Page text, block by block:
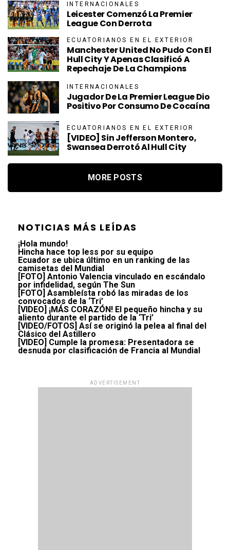
INTERNACIONALES
Leicester Comenzó La Premier
League Con Derrota
ECUATORIANOS EN EL EXTERIOR
Manchester United No Pudo Con El
Hull City Y Apenas Clasificó A
Repechaje De La Champions
INTERNACIONALES
Jugador De La Premier League Dio
Positivo Por Consumo De Cocaína
ECUATORIANOS EN EL EXTERIOR
[VIDEO] Sin Jefferson Montero,
Swansea Derrotó Al Hull City
MORE POSTS
NOTICIAS MÁS LEÍDAS
¡Hola mundo!
Hincha hace top less por su equipo
Ecuador se ubica último en un ranking de las
camisetas del Mundial
[FOTO] Antonio Valencia vinculado en escándalo
por infidelidad, según The Sun
[FOTO] Asambleísta robó las miradas de los
convocados de la ‘Tri’
[VIDEO] ¡MÁS CORAZÓN! El pequeño hincha y su
aliento durante el partido de la ‘Tri’
[VIDEO/FOTOS] Así se originó la pelea al final del
Clásico del Astillero
[VIDEO] Cumple la promesa: Presentadora se
desnuda por clasificación de Francia al Mundial
ADVERTISEMENT